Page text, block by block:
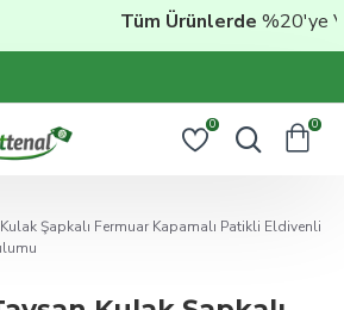
Tüm Ürünlerde%20'ye
0 0
Şapkalı Fermuar Kapamalı Patikli Eldivenli